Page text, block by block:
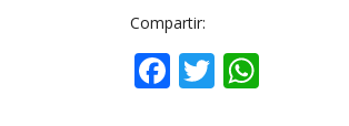
Compartir:
Facebook
Twitter